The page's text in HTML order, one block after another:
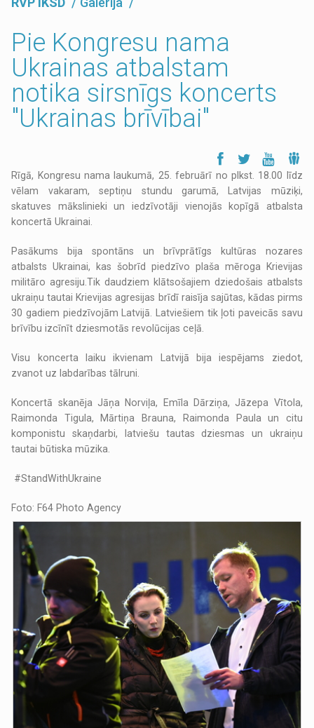
Pie Kongresu nama
Ukrainas atbalstam
notika sirsnīgs koncerts
"Ukrainas brīvībai"
Rīgā, Kongresu nama laukumā, 25. februārī no plkst. 18.00 līdz
vēlam vakaram, septiņu stundu garumā, Latvijas mūziķi,
skatuves mākslinieki un iedzīvotāji vienojās kopīgā atbalsta
koncertā Ukrainai.
Pasākums bija spontāns un brīvprātīgs kultūras nozares
atbalsts Ukrainai, kas šobrīd piedzīvo plaša mēroga Krievijas
militāro agresiju.Tik daudziem klātsošajiem dziedošais atbalsts
ukraiņu tautai Krievijas agresijas brīdī raisīja sajūtas, kādas pirms
30 gadiem piedzīvojām Latvijā. Latviešiem tik ļoti paveicās savu
brīvību izcīnīt dziesmotās revolūcijas ceļā.
Visu koncerta laiku ikvienam Latvijā bija iespējams ziedot,
zvanot uz labdarības tālruni.
Koncertā skanēja Jāņa Norviļa, Emīla Dārziņa, Jāzepa Vītola,
Raimonda Tigula, Mārtiņa Brauna, Raimonda Paula un citu
komponistu skaņdarbi, latviešu tautas dziesmas un ukraiņu
tautai būtiska mūzika.
#StandWithUkraine
Foto: F64 Photo Agency